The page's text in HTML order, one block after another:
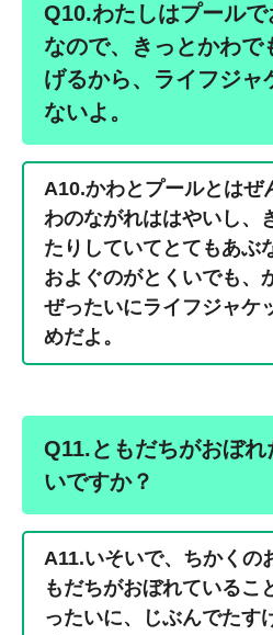
Q10.わたしはプール
なので、きっとかわで
げるから、ライフジャ
ないよ。
A10.かわとプールとはぜ
わのながれははやいし、
たりしていてとてもあぶ
およぐのがとくいでも、
ぜったいにライフジャケ
めだよ。
Q11.ともだちがおぼ
いですか？
A11.いそいで、ちかくの
もだちがおぼれているこ
ったいに、じぶんでたす